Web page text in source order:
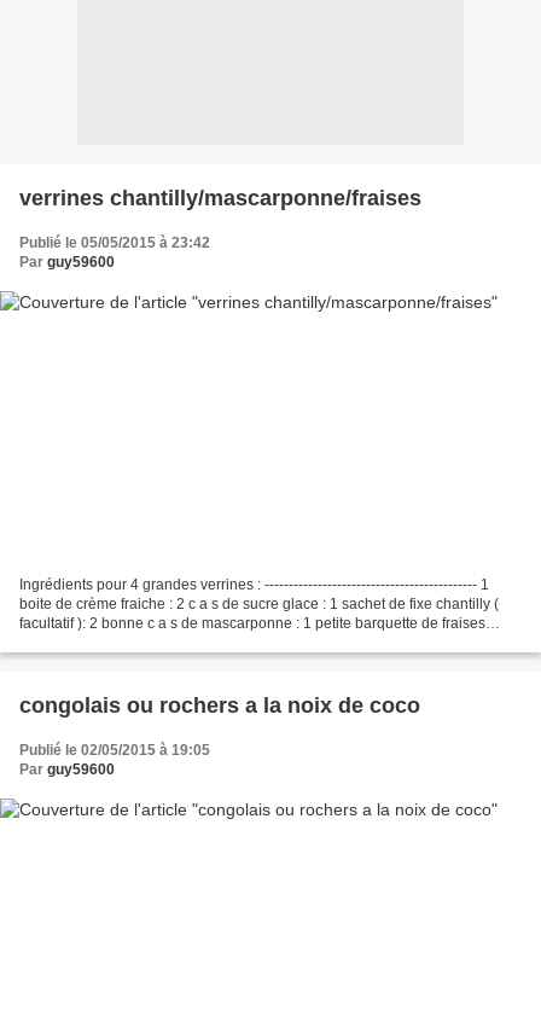
verrines chantilly/mascarponne/fraises
Publié le 05/05/2015 à 23:42
Par guy59600
Ingrédients pour 4 grandes verrines : -------------------------------------------- 1
boite de crème fraiche : 2 c a s de sucre glace : 1 sachet de fixe chantilly (
facultatif ): 2 bonne c a s de mascarponne : 1 petite barquette de fraises
congolais ou rochers a la noix de coco
Publié le 02/05/2015 à 19:05
Par guy59600